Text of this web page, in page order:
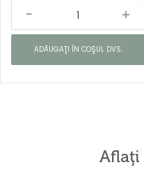
ADĂUGAŢI ÎN COŞUL DVS.
Aflaţi